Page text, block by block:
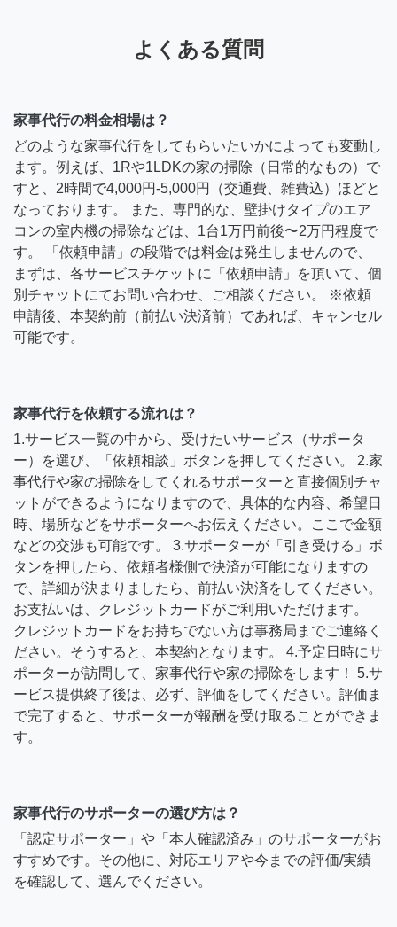
よくある質問
家事代行の料金相場は？
どのような家事代行をしてもらいたいかによっても変動し
ます。例えば、1Rや1LDKの家の掃除（日常的なもの）で
すと、2時間で4,000円-5,000円（交通費、雑費込）ほどと
なっております。 また、専門的な、壁掛けタイプのエア
コンの室内機の掃除などは、1台1万円前後〜2万円程度で
す。 「依頼申請」の段階では料金は発生しませんので、
まずは、各サービスチケットに「依頼申請」を頂いて、個
別チャットにてお問い合わせ、ご相談ください。 ※依頼
申請後、本契約前（前払い決済前）であれば、キャンセル
可能です。
家事代行を依頼する流れは？
1.サービス一覧の中から、受けたいサービス（サポータ
ー）を選び、「依頼相談」ボタンを押してください。 2.家
事代行や家の掃除をしてくれるサポーターと直接個別チャ
ットができるようになりますので、具体的な内容、希望日
時、場所などをサポーターへお伝えください。ここで金額
などの交渉も可能です。 3.サポーターが「引き受ける」ボ
タンを押したら、依頼者様側で決済が可能になりますの
で、詳細が決まりましたら、前払い決済をしてください。
お支払いは、クレジットカードがご利用いただけます。
クレジットカードをお持ちでない方は事務局までご連絡く
ださい。そうすると、本契約となります。 4.予定日時にサ
ポーターが訪問して、家事代行や家の掃除をします！ 5.サ
ービス提供終了後は、必ず、評価をしてください。評価ま
で完了すると、サポーターが報酬を受け取ることができま
す。
家事代行のサポーターの選び方は？
「認定サポーター」や「本人確認済み」のサポーターがお
すすめです。その他に、対応エリアや今までの評価/実績
を確認して、選んでください。